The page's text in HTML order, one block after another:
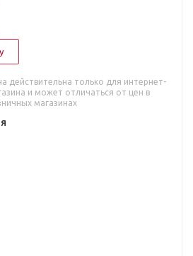
действительна только для интернет-
и может отличаться от цен в
магазинах